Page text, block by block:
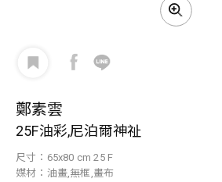
鄭素雲
25F油彩,尼泊爾神祉
尺寸：65x80 cm 25 F
媒材：油畫,無框,畫布